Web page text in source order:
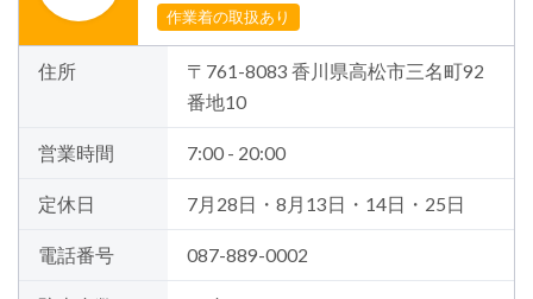
作業着の取扱あり
住所
〒761-8083 香川県高松市三名町92
番地10
営業時間 7:00 - 20:00
定休日 7月28日・8月13日・14日・25日
電話番号 087-889-0002